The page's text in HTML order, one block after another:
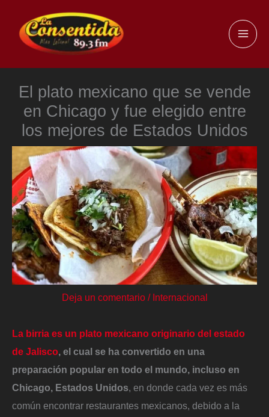
contenido
El plato mexicano que se vende
en Chicago y fue elegido entre
los mejores de Estados Unidos
Deja un comentario / Internacional
La birria es un plato mexicano originario del estado
de Jalisco, el cual se ha convertido en una
preparación popular en todo el mundo, incluso en
Chicago, Estados Unidos, en donde cada vez es más
común encontrar restaurantes mexicanos, debido a la